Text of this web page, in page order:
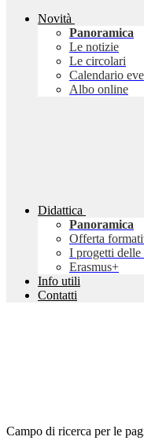
Novità
Panoramica
Le notizie
Le circolari
Calendario
Albo online
Didattica
Panoramica
Offerta
I progetti delle
Erasmus+
Info utili
Contatti
Campo di ricerca per le